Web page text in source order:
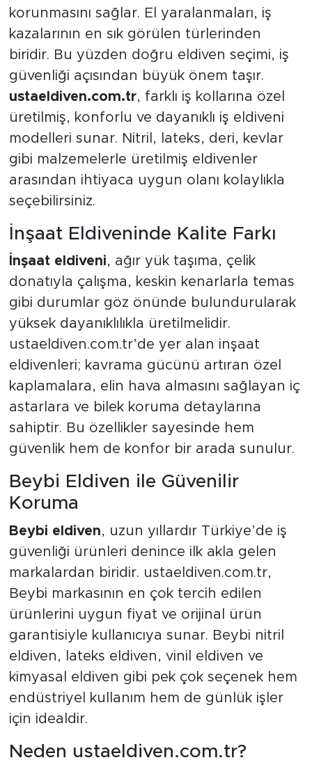
korunmasını sağlar. El yaralanmaları, iş
kazalarının en sık görülen türlerinden
biridir. Bu yüzden doğru eldiven seçimi, iş
güvenliği açısından büyük önem taşır.
ustaeldiven.com.tr, farklı iş kollarına özel
üretilmiş, konforlu ve dayanıklı iş eldiveni
modelleri sunar. Nitril, lateks, deri, kevlar
gibi malzemelerle üretilmiş eldivenler
arasından ihtiyaca uygun olanı kolaylıkla
seçebilirsiniz.
İnşaat Eldiveninde Kalite Farkı
İnşaat eldiveni, ağır yük taşıma, çelik
donatıyla çalışma, keskin kenarlarla temas
gibi durumlar göz önünde bulundurularak
yüksek dayanıklılıkla üretilmelidir.
ustaeldiven.com.tr’de yer alan inşaat
eldivenleri; kavrama gücünü artıran özel
kaplamalara, elin hava almasını sağlayan iç
astarlara ve bilek koruma detaylarına
sahiptir. Bu özellikler sayesinde hem
güvenlik hem de konfor bir arada sunulur.
Beybi Eldiven ile Güvenilir
Koruma
Beybi eldiven, uzun yıllardır Türkiye’de iş
güvenliği ürünleri denince ilk akla gelen
markalardan biridir. ustaeldiven.com.tr,
Beybi markasının en çok tercih edilen
ürünlerini uygun fiyat ve orijinal ürün
garantisiyle kullanıcıya sunar. Beybi nitril
eldiven, lateks eldiven, vinil eldiven ve
kimyasal eldiven gibi pek çok seçenek hem
endüstriyel kullanım hem de günlük işler
için idealdir.
Neden ustaeldiven.com.tr?